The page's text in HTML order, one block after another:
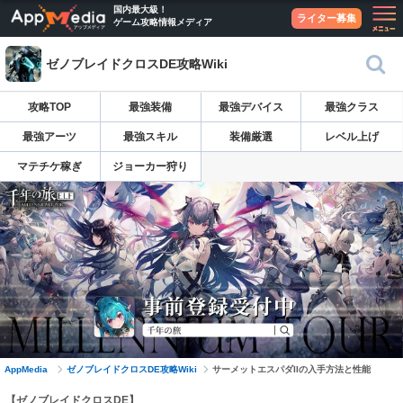
国内最大級！
ゲーム攻略情報メディア
ライター募集
ゼノブレイドクロスDE攻略Wiki
攻略TOP 最強装備 最強デバイス 最強クラス
最強アーツ 最強スキル 装備厳選 レベル上げ
マテチケ稼ぎ ジョーカー狩り
AppMedia ゼノブレイドクロスDE攻略Wiki サーメットエスパダIIの入手方法と性能